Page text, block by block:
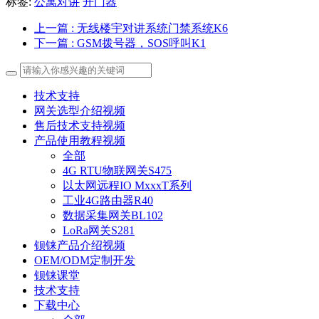
上一篇 : 无线楼宇对讲系统门禁系统K6
下一篇 : GSM拨号器，SOS呼叫K1
技术支持
网关选型介绍视频
售后技术支持视频
产品使用教程视频
全部
4G RTU物联网关S475
以太网远程IO MxxxT系列
工业4G路由器R40
数据采集网关BL102
LoRa网关S281
钡铼产品介绍视频
OEM/ODM定制开发
钡铼课堂
技术支持
下载中心